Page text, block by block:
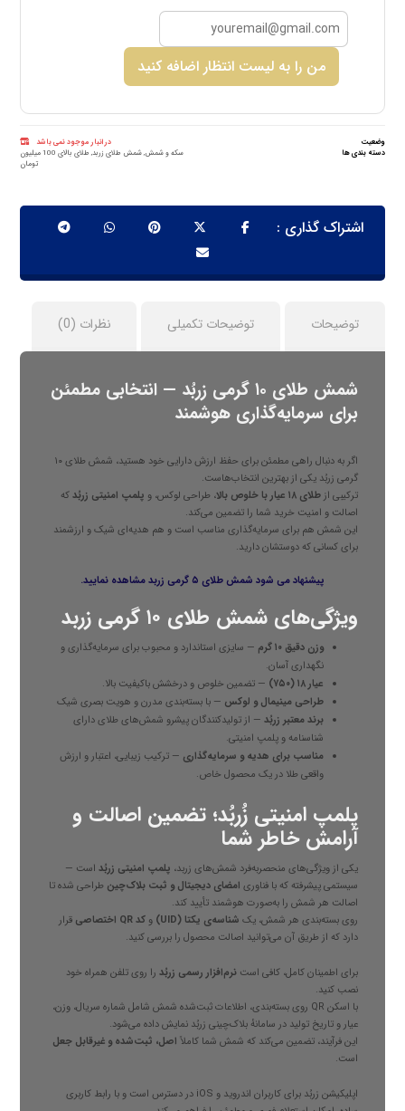
من را به لیست انتظار اضافه کنید
وضعیت
در انبار موجود نمی باشد
دسته بندی ها
سکه و شمش,شمش طلای زربد,
طلای بالای 100 میلیون
تومان
توضیحات توضیحات تکمیلی نظرات (0)
شمش طلای ۱۰ گرمی زربُد — انتخابی مطمئن
برای سرمایه‌گذاری هوشمند
اگر به دنبال راهی مطمئن برای حفظ ارزش دارایی خود هستید، شمش طلای ۱۰
گرمی زربُد یکی از بهترین انتخاب‌هاست.
ترکیبی ازطلای ۱۸ عیار با خلوص بالا ، طراحی لوکس، و پلمپ امنیتی زربُدکه
اصالت و امنیت خرید شما را تضمین می‌کند.
این شمش هم برای سرمایه‌گذاری مناسب است و هم هدیه‌ای شیک و ارزشمند
برای کسانی که دوستشان دارید.
پیشنهاد می شود شمش طلای ۵ گرمی زربد مشاهده نمایید.
ویژگی‌های شمش طلای ۱۰ گرمی زربد
وزن دقیق ۱۰ گرم
— سایزی استاندارد و محبوب برای سرمایه‌گذاری و
نگهداری آسان.
عیار ۱۸ (۷۵۰)
— تضمین خلوص و درخشش باکیفیت بالا.
طراحی مینیمال و لوکس — با بسته‌بندی مدرن و هویت بصری شیک
برند معتبر زربُد — از تولیدکنندگان پیشرو شمش‌های طلای دارای
شناسنامه و پلمپ امنیتی.
مناسب برای هدیه و سرمایه‌گذاری — ترکیب زیبایی، اعتبار و ارزش
واقعی طلا در یک محصول خاص.
پلمپ امنیتی زُربُد؛ تضمین اصالت و
آرامش خاطر شما
یکی از ویژگی‌های منحصربه‌فرد شمش‌های زربد، پلمپ امنیتی زربُد است —
سیستمی پیشرفته که با فناوری امضای دیجیتال و ثبت بلاک‌چین طراحی شده تا
اصالت هر شمش را به‌صورت هوشمند تأیید کند.
روی بسته‌بندی هر شمش، یک شناسه‌ی یکتا (UID) وکد QR اختصاصی
قرار
دارد که از طریق آن می‌توانید اصالت محصول را بررسی کنید.
برای اطمینان کامل، کافی استنرم‌افزار رسمی زربُد را روی تلفن همراه خود
نصب کنید.
با اسکن QR روی بسته‌بندی، اطلاعات ثبت‌شده شمش شامل شماره سریال، وزن،
عیار و تاریخ تولید در سامانهٔ بلاک‌چینی زربُد نمایش داده می‌شود.
این فرآیند، تضمین می‌کند که شمش شما کاملاً اصل، ثبت‌شده و غیرقابل جعل
است.
اپلیکیشن زربُد برای کاربران اندروید و iOS در دسترس است و با رابط کاربری